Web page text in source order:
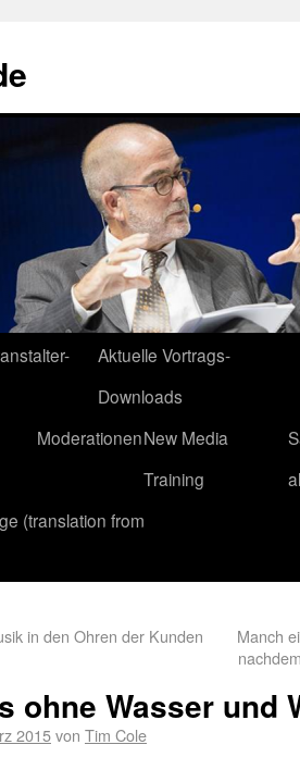
Aktuelle Vortrags-
Downloads
ModerationenNew Media
Training
(translation from
in den Ohren der Kunden
Manch
ohne Wasser und
2015von Tim Cole